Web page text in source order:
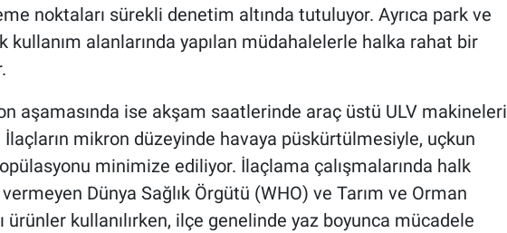
noktaları sürekli denetim altında tutuluyor. Ayrıca park ve
kullanım alanlarında yapılan müdahalelerle halka rahat bir
aşamasında ise akşam saatlerinde araç üstü ULV makineleri
İlaçların mikron düzeyinde havaya püskürtülmesiyle, uçkun
minimize ediliyor. İlaçlama çalışmalarında halk
vermeyen Dünya Sağlık Örgütü (WHO) ve Tarım ve Orman
ürünler kullanılırken, ilçe genelinde yaz boyunca mücadele